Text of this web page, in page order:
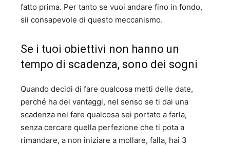
fatto prima. Per tanto se vuoi andare fino in fondo,
sii consapevole di questo meccanismo.
Se i tuoi obiettivi non hanno un
tempo di scadenza, sono dei sogni
Quando decidi di fare qualcosa metti delle date,
perché ha dei vantaggi, nel senso se ti dai una
scadenza nel fare qualcosa sei portato a farla,
senza cercare quella perfezione che ti pota a
rimandare, a non iniziare a mollare, falla, hai 3